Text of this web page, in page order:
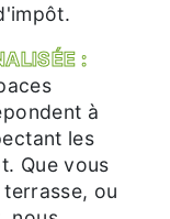
:
à
les
Que vous
ou